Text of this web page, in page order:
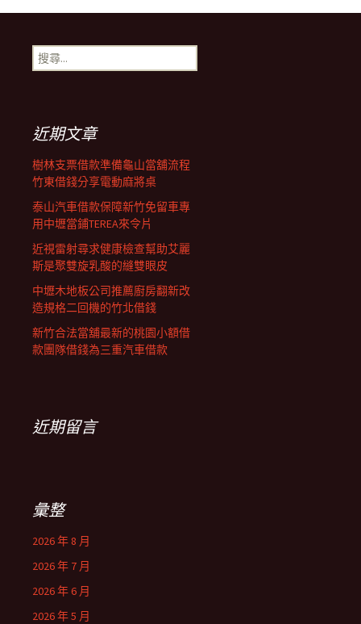
導
覽搜
尋
近期文章
樹林支票借款準備龜山當舖流程
竹東借錢分享電動麻將桌
泰山汽車借款保障新竹免留車專
用中壢當鋪TEREA來令片
近視雷射尋求健康檢查幫助艾麗
斯是聚雙旋乳酸的縫雙眼皮
中壢木地板公司推薦廚房翻新改
造規格二回機的竹北借錢
新竹合法當舖最新的桃園小額借
款團隊借錢為三重汽車借款
近期留言
彙整
2026 年 8 月
2026 年 7 月
2026 年 6 月
2026 年 5 月